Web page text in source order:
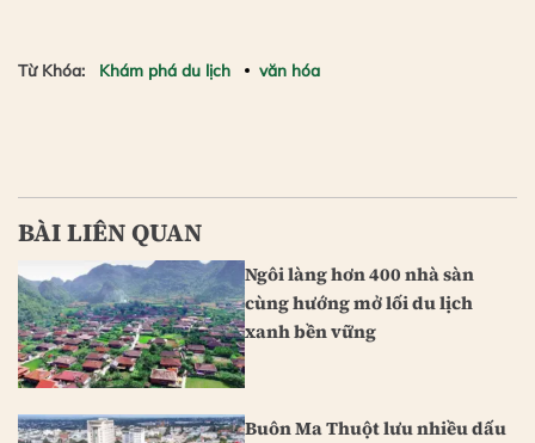
Từ Khóa: Khám phá du lịch văn hóa
BÀI LIÊN QUAN
Ngôi làng hơn 400 nhà sàn
cùng hướng mở lối du lịch
xanh bền vững
Buôn Ma Thuột lưu nhiều dấu